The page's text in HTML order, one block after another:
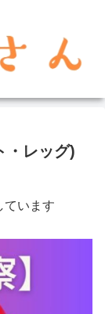
・レッグ)
います